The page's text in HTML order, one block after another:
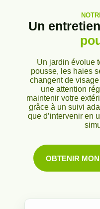
Un
Un jardin évolue
pousse, les haies
changent de
une attention
maintenir votre
grâce à un suivi
que d’intervenir en
OBTENIR